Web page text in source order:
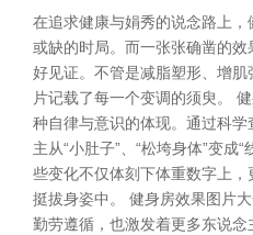
在追求健康与娟秀的说念路上
或缺的时局。而一张张确凿的
好见证。不管是减脂塑形、增
片记载了每一个变调的须臾。
种自律与意识的体现。通过科
主从“小肚子”、“松垮身体”变成
些变化不仅体刻下体重数字上
挺拔身姿中。 健身房效果图片
勤劳遵循，也激发着更多东说